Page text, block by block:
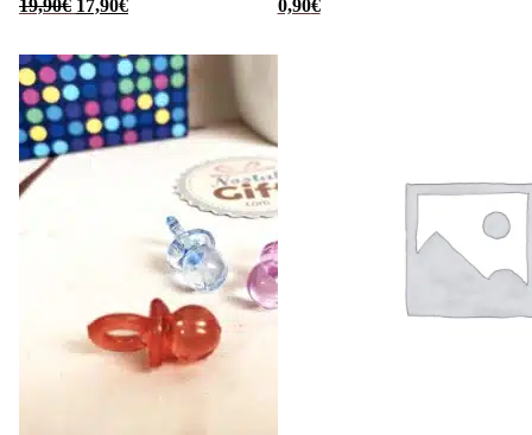
19,90€ Le
était :
19,90€.
17,90€Le
est :
17,90€.
0,90€